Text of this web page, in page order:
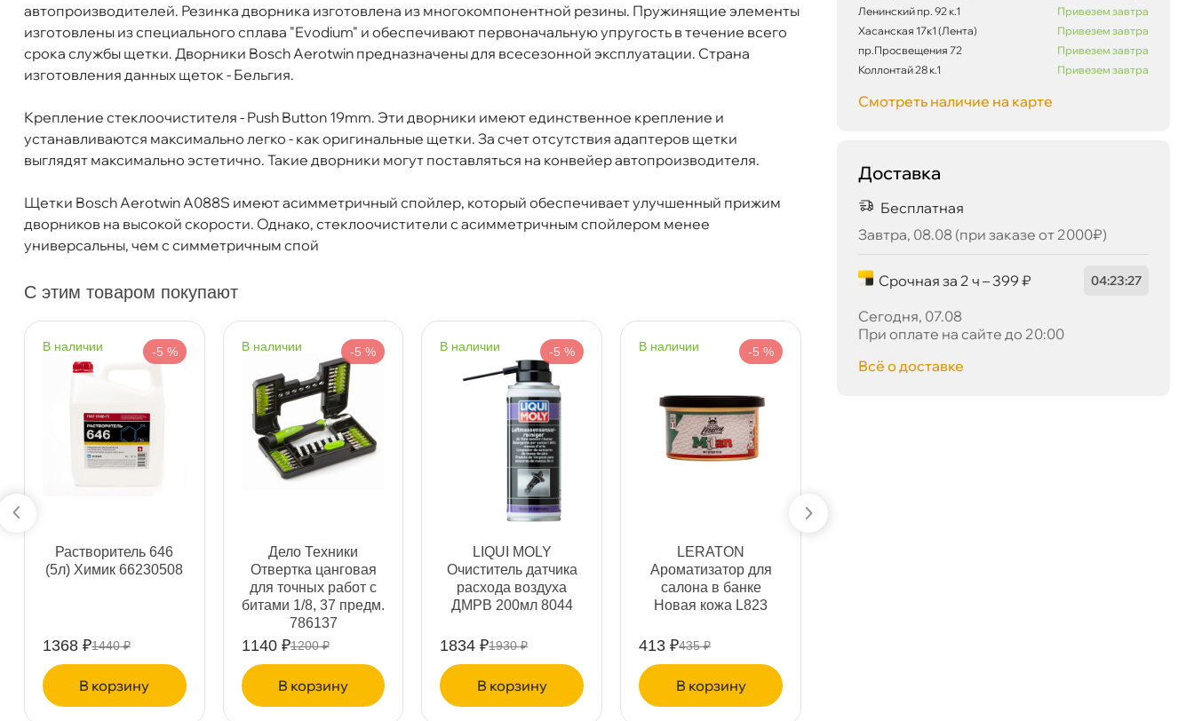
автопроизводителей. Резинка дворника изготовлена из многокомпонентной резины. Пружинящие элементы
изготовлены из специального сплава "Evodium" и обеспечивают первоначальную упругость в течение всего
срока службы щетки. Дворники Bosch Aerotwin предназначены для всесезонной эксплуатации. Страна
изготовления данных щеток - Бельгия.
Крепление стеклоочистителя - Push Button 19mm. Эти дворники имеют единственное крепление и
устанавливаются максимально легко - как оригинальные щетки. За счет отсутствия адаптеров щетки
ыглядят максимально эстетично. Такие дворники могут поставляться на конвейер автопроизводителя.
Щетки Bosch Aerotwin A088S имеют асимметричный спойлер, который обеспечивает улучшенный прижим
дворников на высокой скорости. Однако, стеклоочистители с асимметричным спойлером менее
универсальны, чем с симметричным спой
Длина 1, мм
600
Длина 2, мм
500
Конструкция
Бескаркасная
Крепление
Push Button 19mm
С этим товаром покупают
наличии -5 %
Растворитель 646
(5л) Химик 66230508
1368 ₽1440 ₽
корзину
наличии -5 %
Дело Техники
Отвертка цанговая
для точных работ с
итами 1/8, 37 предм.
786137
1140 ₽1200 ₽
корзину
наличии -5 %
LIQUI MOLY
Очиститель датчика
расхода воздуха
ДМРВ 200мл 8044
1834 ₽1930 ₽
корзину
наличии -5 %
LERATON
Ароматизатор для
салона в банке
Новая кожа L823
413 ₽435 ₽
корзину
наличии
Ленинский пр. 92 к.1
Привезем завтра
Хасанская 17к1 (Лента)
Привезем завтра
пр.Просвещения 72
Привезем завтра
Коллонтай 28 к.1
Привезем завтра
Смотреть наличие на карте
Доставка
Бесплатная
Завтра, 08.08 (при заказе от 2000₽)
Срочная за 2 ч – 399 ₽ 04:23:27
Сегодня, 07.08
При оплате на сайте до 20:00
сё о доставке
BOSCH Комплект бескаркасных щёток 2шт Aerotwin A088S 650/500 мм 3397007088 3 121 ₽3 285 ₽ корзину
Завтра, 08.08 (при заказе от 2000₽) Сегодня, 07.08
ул. Салова, д. 30
0 шт
Пн-Пт09.30 - 19.00
10.00 - 19.00
Сегодня, бесплатно
Богатырский пр. 12
Пн–Вс10:00 – 21:00
н. Обводного канала 115
Сегодня, бесплатно